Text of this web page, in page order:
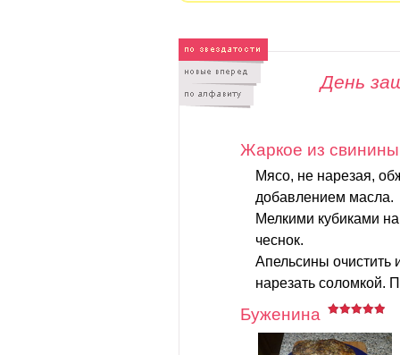
День
Жаркое из свинины
Мясо, не нарезая,
добавлением масла.
Мелкими кубиками
чеснок.
Апельсины очистить
нарезать соломкой.
Буженина